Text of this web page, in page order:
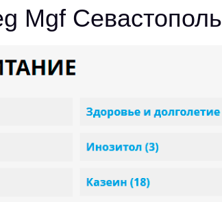
Mgf Севастополь